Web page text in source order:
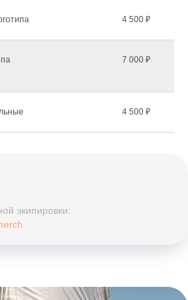
4 500 ₽
7 000 ₽
4 500 ₽
экипировки: